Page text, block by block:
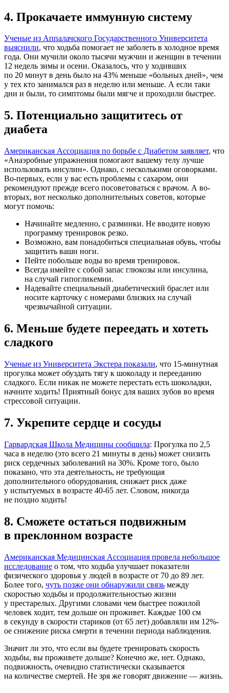
4. Прокачаете иммунную систему
Ученые из Аппалачского Государственного Университета
выяснили, что ходьба помогает не заболеть в холодное время
года. Они мучили около тысячи мужчин и женщин в течении
12 недель зимы и осени. Оказалось, что у ходивших
по 20 минут в день было на 43% меньше «больных дней», чем
у тех кто занимался раз в неделю или меньше. А если таки
дни и были, то симптомы были мягче и проходили быстрее.
5. Потенциально защититесь от
диабета
Американская Ассоциация по борьбе с Диабетом заявляет, что
«Анаэробные упражнения помогают вашему телу лучше
использовать инсулин». Однако, с несколькими оговорками.
Во-первых, если у вас есть проблемы с сахаром, они
рекомендуют прежде всего посоветоваться с врачом. А во-
вторых, вот несколько дополнительных советов, которые
могут помочь:
Начинайте медленно, с разминки. Не вводите новую
программу тренировок резко.
Возможно, вам понадобиться специальная обувь, чтобы
защитить ваши ноги.
Пейте побольше воды во время тренировок.
Всегда имейте с собой запас глюкозы или инсулина,
на случай гипогликемии.
Надевайте специальный диабетический браслет или
носите карточку с номерами близких на случай
чрезвычайной ситуации.
6. Меньше будете переедать и хотеть
сладкого
Ученые из Университета Экстера показали, что 15-минутная
прогулка может обуздать тягу к шоколаду и перееданию
сладкого. Если никак не можете перестать есть шоколадки,
начните ходить! Приятный бонус для ваших зубов во время
стрессовой ситуации.
7. Укрепите сердце и сосуды
Гарвардская Школа Медицины сообщила: Прогулка по 2,5
часа в неделю (это всего 21 минуты в день) может снизить
риск сердечных заболеваний на 30%. Кроме того, было
показано, что эта деятельность, не требующая
дополнительного оборудования, снижает риск даже
у испытуемых в возрасте 40-65 лет. Словом, никогда
не поздно ходить!
8. Сможете остаться подвижным
в преклонном возрасте
Американская Медицинская Ассоциация провела небольшое
исследование о том, что ходьба улучшает показатели
физического здоровья у людей в возрасте от 70 до 89 лет.
Более того, чуть позже они обнаружили связь между
скоростью ходьбы и продолжительностью жизни
у престарелых. Другими словами чем быстрее пожилой
человек ходит, тем дольше он проживет. Каждые 100 см
в секунду в скорости стариков (от 65 лет) добавляли им 12%-
ое снижение риска смерти в течении периода наблюдения.
Значит ли это, что если вы будете тренировать скорость
ходьбы, вы проживете дольше? Конечно же, нет. Однако,
подвижность, очевидно статистически сказывается
на количестве смертей. Не зря же говорят движение — жизнь.